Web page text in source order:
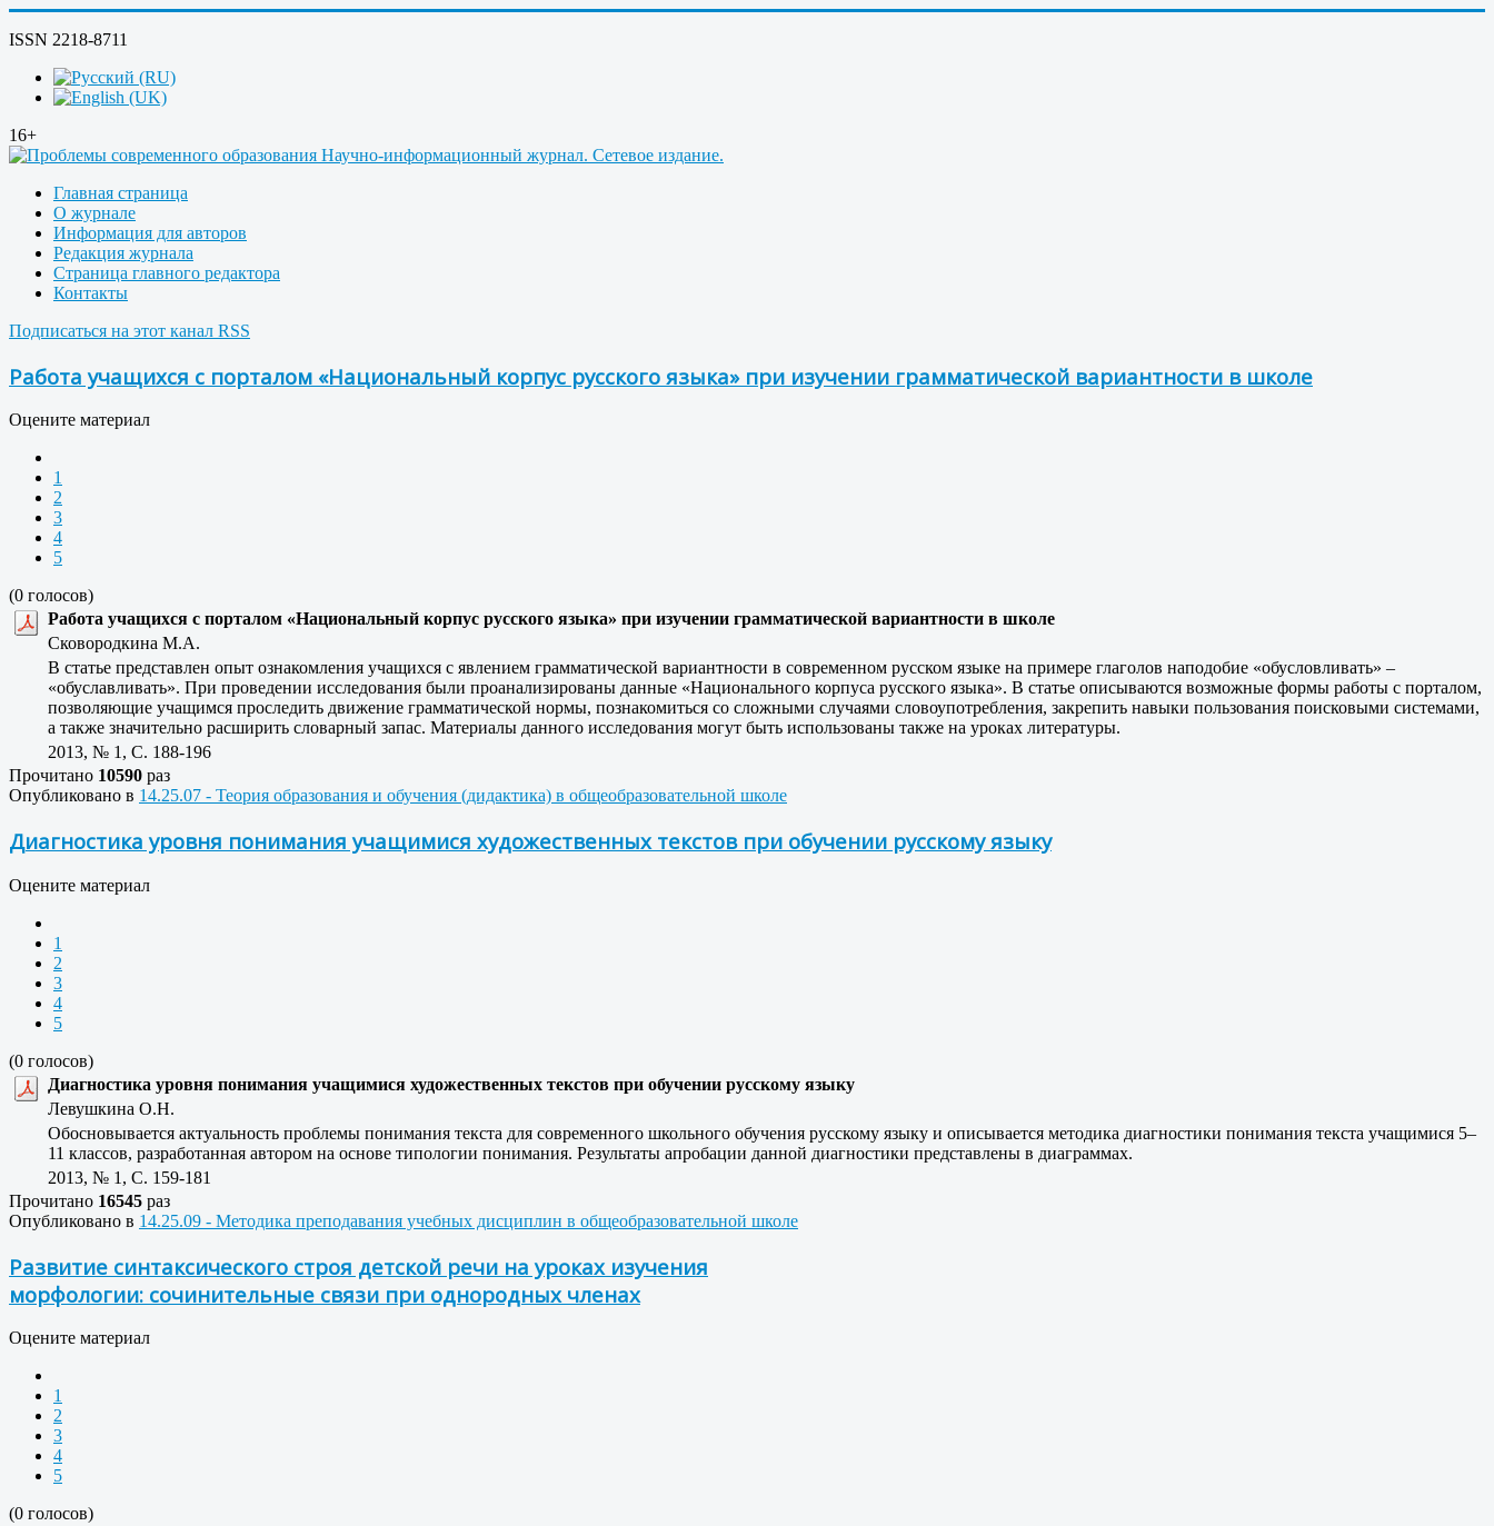
ISSN 2218-8711
16+
Главная страница
О журнале
Информация для авторов
Редакция журнала
Страница главного редактора
Контакты
Подписаться на этот канал RSS
Работа учащихся с порталом «Национальный корпус русского языка» при изучении грамматической вариантности в школе
Оцените материал
1
2
3
4
5
(0 голосов)
Работа учащихся с порталом «Национальный корпус русского языка» при изучении грамматической вариантности в школе
Сковородкина М.А.
В статье представлен опыт ознакомления учащихся с явлением грамматической вариантности в современном русском языке на примере глаголов наподобие «обусловливать» –
«обуславливать». При проведении исследования были проанализированы данные «Национального корпуса русского языка». В статье описываются возможные формы работы с порталом,
позволяющие учащимся проследить движение грамматической нормы, познакомиться со сложными случаями словоупотребления, закрепить навыки пользования поисковыми системами,
а также значительно расширить словарный запас. Материалы данного исследования могут быть использованы также на уроках литературы.
2013, № 1, C. 188-196
Прочитано 10590 раз
Опубликовано в 14.25.07 - Теория образования и обучения (дидактика) в общеобразовательной школе
Диагностика уровня понимания учащимися художественных текстов при обучении русскому языку
Оцените материал
1
2
3
4
5
(0 голосов)
Диагностика уровня понимания учащимися художественных текстов при обучении русскому языку
Левушкина О.Н.
Обосновывается актуальность проблемы понимания текста для современного школьного обучения русскому языку и описывается методика диагностики понимания текста учащимися 5–
11 классов, разработанная автором на основе типологии понимания. Результаты апробации данной диагностики представлены в диаграммах.
2013, № 1, C. 159-181
Прочитано 16545 раз
Опубликовано в 14.25.09 - Методика преподавания учебных дисциплин в общеобразовательной школе
Развитие синтаксического строя детской речи на уроках изучения
морфологии: сочинительные связи при однородных членах
Оцените материал
1
2
3
4
5
(0 голосов)